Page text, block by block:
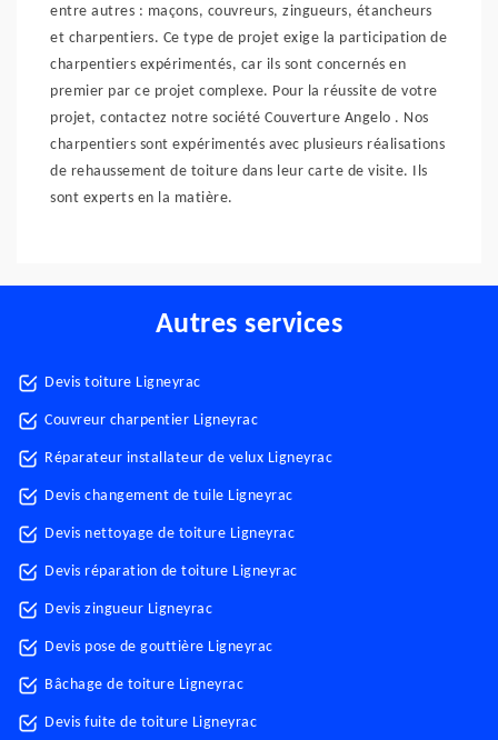
entre autres : maçons, couvreurs, zingueurs, étancheurs
et charpentiers. Ce type de projet exige la participation de
charpentiers expérimentés, car ils sont concernés en
premier par ce projet complexe. Pour la réussite de votre
projet, contactez notre société Couverture Angelo . Nos
charpentiers sont expérimentés avec plusieurs réalisations
de rehaussement de toiture dans leur carte de visite. Ils
sont experts en la matière.
Autres services
Devis toiture Ligneyrac
Couvreur charpentier Ligneyrac
Réparateur installateur de velux Ligneyrac
Devis changement de tuile Ligneyrac
Devis nettoyage de toiture Ligneyrac
Devis réparation de toiture Ligneyrac
Devis zingueur Ligneyrac
Devis pose de gouttière Ligneyrac
Bâchage de toiture Ligneyrac
Devis fuite de toiture Ligneyrac